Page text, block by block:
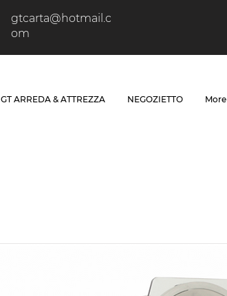
gtcarta@hotmail.c
om
GT ARREDA & ATTREZZA NEGOZIETTO More